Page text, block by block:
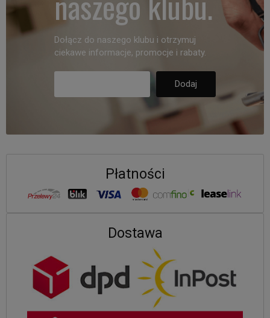
Dołącz do naszego klubu i otrzymuj
ciekawe informacje, promocje i rabaty.
Płatności
Dostawa